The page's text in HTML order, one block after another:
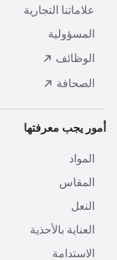
علاماتنا التجارية
المسؤولية
الوظائف
الصحافة
أمور يجب معرفتها
المواد
المقاس
النعل
العناية بالأحذية
الاستدامة